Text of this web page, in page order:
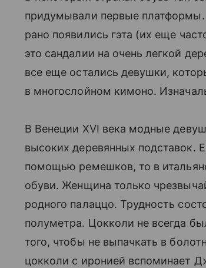
придумывали первые
рано появились гэта (их еще
это сандалии на очень легкой
все еще остались девушки,
в многослойном кимоно.
В Венеции XVI века модные
высоких деревянных подставок.
помощью ремешков, то в
обуви. Женщина только
родного палаццо. Трудность
полуметра. Цокколи не всегда
того, чтобы не выпачкать в
цокколи с иронией вспоминает